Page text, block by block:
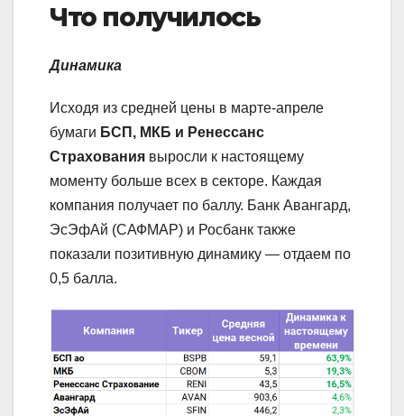
Что получилось
Динамика
Исходя из средней цены в марте-апреле
бумаги БСП, МКБ и Ренессанс
Страхования выросли к настоящему
моменту больше всех в секторе. Каждая
компания получает по баллу. Банк Авангард,
ЭсЭфАй (САФМАР) и Росбанк также
показали позитивную динамику — отдаем по
0,5 балла.